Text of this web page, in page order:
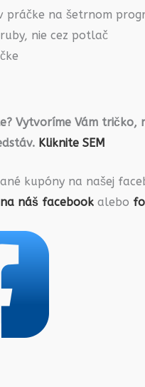
na šetrnom
nie cez potlač
Vytvoríme Vám
Kliknite SEM
kupóny na našej
náš facebook alebo